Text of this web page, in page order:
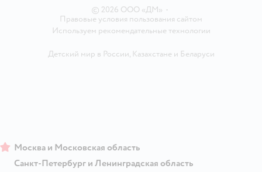
© 2026 ООО «ДМ» •
Правовые условия пользования сайтом
Используем рекомендательные технологии
Детский мир в России, Казахстанеи Беларуси
Москва и Московская область
Санкт-Петербург и Ленинградская область